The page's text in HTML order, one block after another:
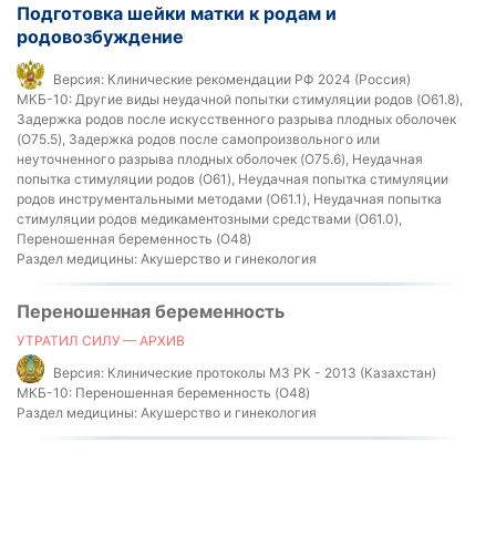
Подготовка шейки матки к родам и
родовозбуждение
Версия: Клинические рекомендации РФ 2024 (Россия)
МКБ-10: Другие виды неудачной попытки стимуляции родов (O61.8),
Задержка родов после искусственного разрыва плодных оболочек
(O75.5), Задержка родов после самопроизвольного или
неуточненного разрыва плодных оболочек (O75.6), Неудачная
попытка стимуляции родов (O61), Неудачная попытка стимуляции
родов инструментальными методами (O61.1), Неудачная попытка
стимуляции родов медикаментозными средствами (O61.0),
Переношенная беременность (O48)
Раздел медицины: Акушерство и гинекология
Переношенная беременность
УТРАТИЛ СИЛУ — АРХИВ
Версия: Клинические протоколы МЗ РК - 2013 (Казахстан)
МКБ-10: Переношенная беременность (O48)
Раздел медицины: Акушерство и гинекология